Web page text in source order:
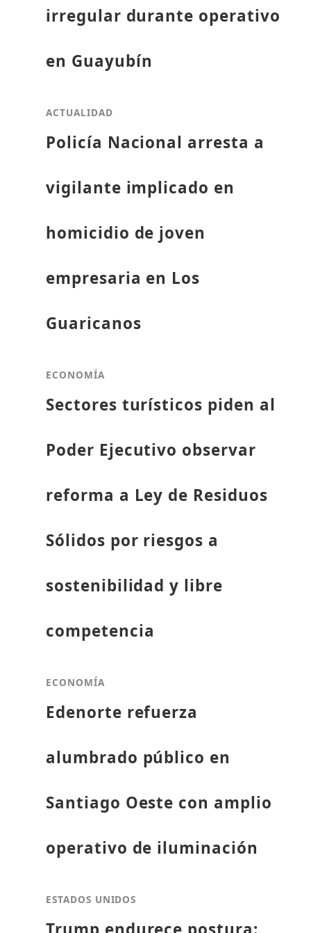
irregular durante operativo
en Guayubín
ACTUALIDAD
Policía Nacional arresta a
vigilante implicado en
homicidio de joven
empresaria en Los
Guaricanos
ECONOMÍA
Sectores turísticos piden al
Poder Ejecutivo observar
reforma a Ley de Residuos
Sólidos por riesgos a
sostenibilidad y libre
competencia
ECONOMÍA
Edenorte refuerza
alumbrado público en
Santiago Oeste con amplio
operativo de iluminación
ESTADOS UNIDOS